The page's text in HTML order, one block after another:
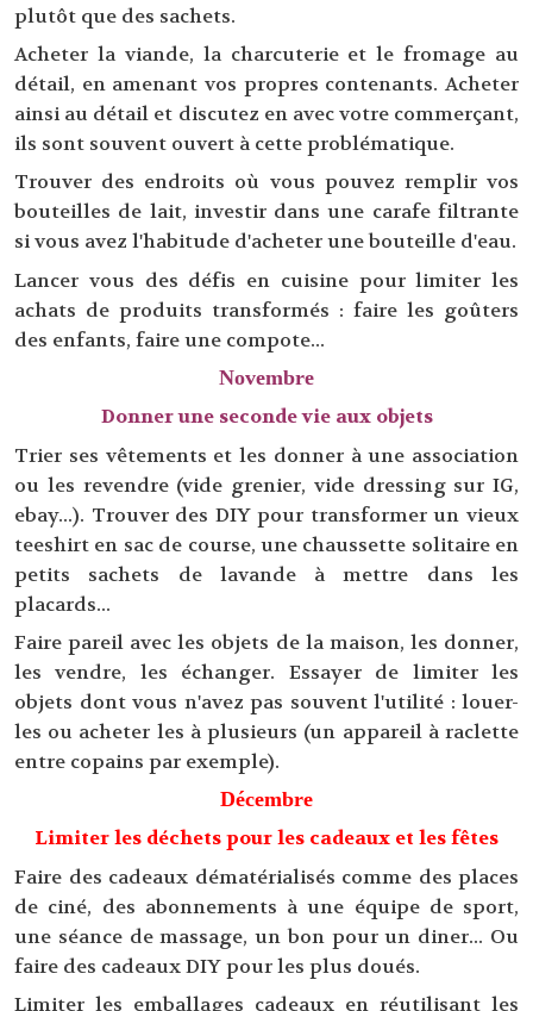
plutôt que des sachets.
Acheter la viande, la charcuterie et le fromage au
détail, en amenant vos propres contenants. Acheter
ainsi au détail et discutez en avec votre commerçant,
ils sont souvent ouvert à cette problématique.
Trouver des endroits où vous pouvez remplir vos
bouteilles de lait, investir dans une carafe filtrante
si vous avez l'habitude d'acheter une bouteille d'eau.
Lancer vous des défis en cuisine pour limiter les
achats de produits transformés : faire les goûters
des enfants, faire une compote...
Novembre
Donner une seconde vie aux objets
Trier ses vêtements et les donner à une association
ou les revendre (vide grenier, vide dressing sur IG,
ebay...). Trouver des DIY pour transformer un vieux
teeshirt en sac de course, une chaussette solitaire en
petits sachets de lavande à mettre dans les
placards...
Faire pareil avec les objets de la maison, les donner,
les vendre, les échanger. Essayer de limiter les
objets dont vous n'avez pas souvent l'utilité : louer-
les ou acheter les à plusieurs (un appareil à raclette
entre copains par exemple).
Décembre
Limiter les déchets pour les cadeaux et les fêtes
Faire des cadeaux dématérialisés comme des places
de ciné, des abonnements à une équipe de sport,
une séance de massage, un bon pour un diner... Ou
faire des cadeaux DIY pour les plus doués.
Limiter les emballages cadeaux en réutilisant les